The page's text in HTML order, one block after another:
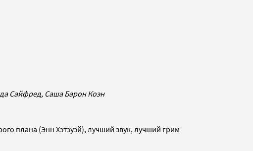
Сайфред, Саша Барон Коэн
плана (Энн Хэтэуэй), лучший звук, лучший грим